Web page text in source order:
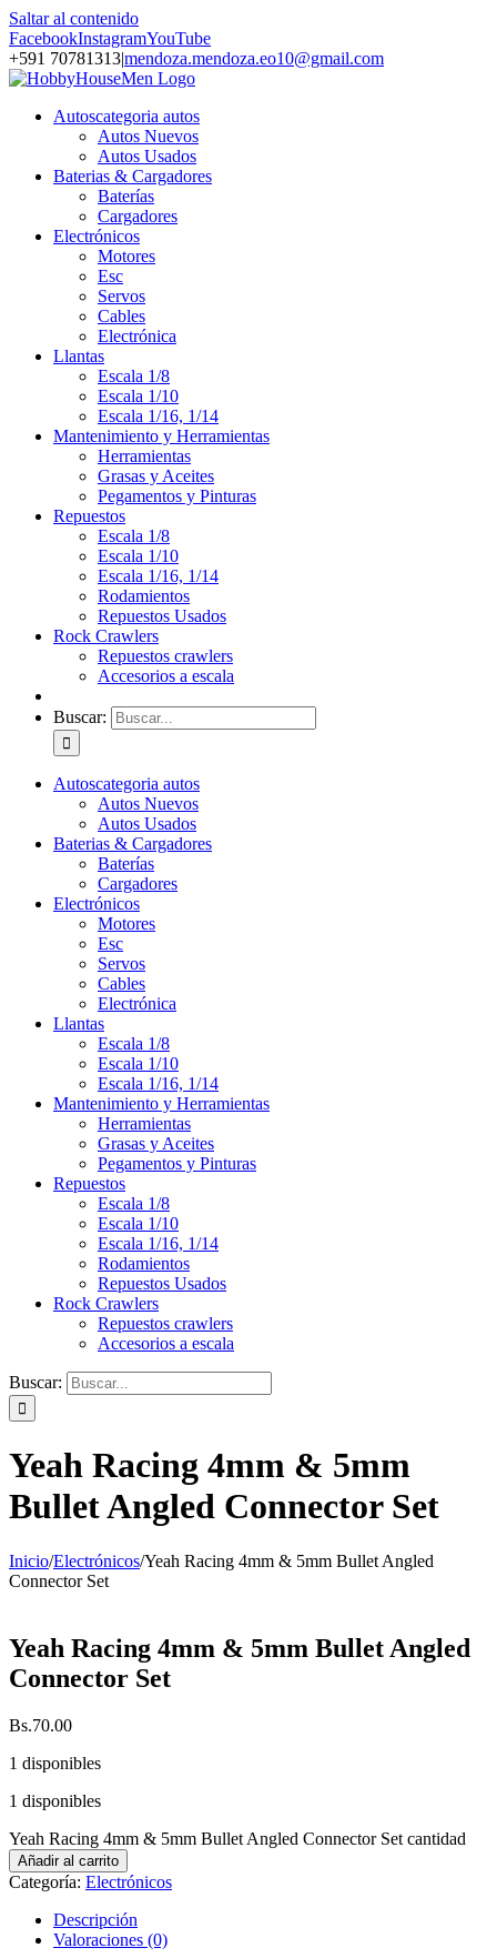
Saltar al contenido
FacebookInstagramYouTube
+591 70781313|mendoza.mendoza.eo10@gmail.com
Autoscategoria autos
Autos Nuevos
Autos Usados
Baterias & Cargadores
Baterías
Cargadores
Electrónicos
Motores
Esc
Servos
Cables
Electrónica
Llantas
Escala 1/8
Escala 1/10
Escala 1/16, 1/14
Mantenimiento y Herramientas
Herramientas
Grasas y Aceites
Pegamentos y Pinturas
Repuestos
Escala 1/8
Escala 1/10
Escala 1/16, 1/14
Rodamientos
Repuestos Usados
Rock Crawlers
Repuestos crawlers
Accesorios a escala
Buscar:
Autoscategoria autos
Autos Nuevos
Autos Usados
Baterias & Cargadores
Baterías
Cargadores
Electrónicos
Motores
Esc
Servos
Cables
Electrónica
Llantas
Escala 1/8
Escala 1/10
Escala 1/16, 1/14
Mantenimiento y Herramientas
Herramientas
Grasas y Aceites
Pegamentos y Pinturas
Repuestos
Escala 1/8
Escala 1/10
Escala 1/16, 1/14
Rodamientos
Repuestos Usados
Rock Crawlers
Repuestos crawlers
Accesorios a escala
Buscar:
Yeah Racing 4mm & 5mm
Bullet Angled Connector Set
Inicio/Electrónicos/Yeah Racing 4mm & 5mm Bullet Angled
Connector Set
Yeah Racing 4mm & 5mm Bullet Angled
Connector Set
Bs.70.00
1 disponibles
1 disponibles
Yeah Racing 4mm & 5mm Bullet Angled Connector Set cantidad
Añadir al carrito
Categoría: Electrónicos
Descripción
Valoraciones (0)